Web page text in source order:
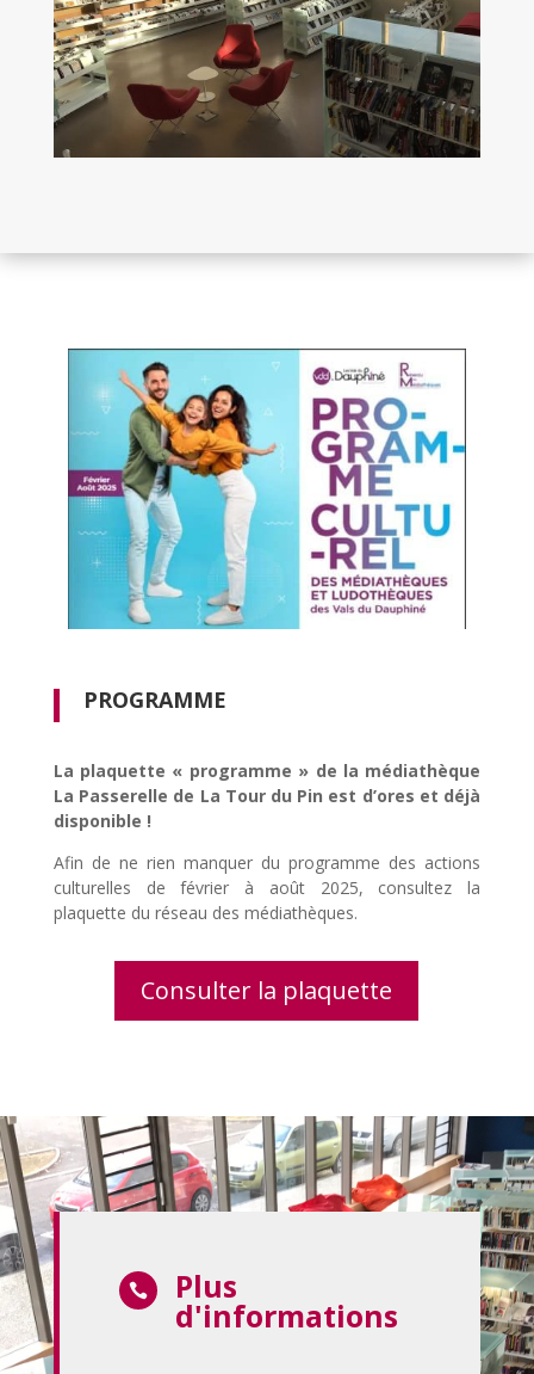
PROGRAMME
La plaquette « programme » de la médiathèque
La Passerelle de La Tour du Pin est d’ores et déjà
disponible !
Afin de ne rien manquer du programme des actions
culturelles de février à août 2025, consultez la
plaquette du réseau des médiathèques.
Consulter la plaquette
 Plus
d'informations